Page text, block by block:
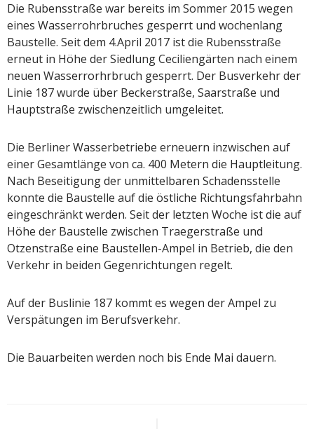
Die Rubensstraße war bereits im Sommer 2015 wegen
eines Wasserrohrbruches gesperrt und wochenlang
Baustelle. Seit dem 4.April 2017 ist die Rubensstraße
erneut in Höhe der Siedlung Ceciliengärten nach einem
neuen Wasserrorhrbruch gesperrt. Der Busverkehr der
Linie 187 wurde über Beckerstraße, Saarstraße und
Hauptstraße zwischenzeitlich umgeleitet.
Die Berliner Wasserbetriebe erneuern inzwischen auf
einer Gesamtlänge von ca. 400 Metern die Hauptleitung.
Nach Beseitigung der unmittelbaren Schadensstelle
konnte die Baustelle auf die östliche Richtungsfahrbahn
eingeschränkt werden. Seit der letzten Woche ist die auf
Höhe der Baustelle zwischen Traegerstraße und
Otzenstraße eine Baustellen-Ampel in Betrieb, die den
Verkehr in beiden Gegenrichtungen regelt.
Auf der Buslinie 187 kommt es wegen der Ampel zu
Verspätungen im Berufsverkehr.
Die Bauarbeiten werden noch bis Ende Mai dauern.